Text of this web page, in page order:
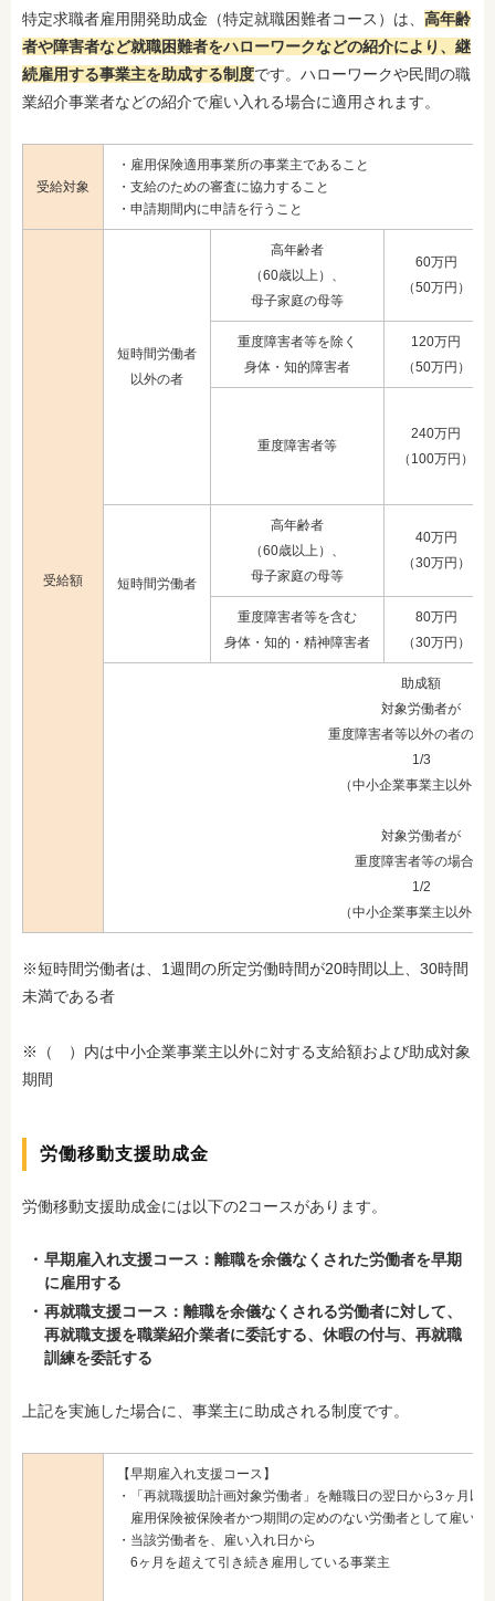
特定求職者雇用開発助成金（特定就職困難者コース）は、 高年齢
者や障害者など就職困難者をハローワークなどの紹介により、継
続雇用する事業主を助成する制度です。ハローワークや民間の職
業紹介事業者などの紹介で雇い入れる場合に適用されます。
受給対象
・雇用保険適用事業所の事業主であること
・支給のための審査に協力すること
・申請期間内に申請を行うこと
受給額
短時間労働者
以外の者
高年齢者
（60歳以上）、
母子家庭の母等
60万円
（50万円）
重度障害者等を除く
身体・知的障害者
120万円
（50万円）
重度障害者等
240万円
（100万円）
短時間労働者
高年齢者
（60歳以上）、
母子家庭の母等
40万円
（30万円）
重度障害者等を含む
身体・知的・精神障害者
80万円
（30万円）
助成額
対象労働者が
重度障害者等以外の者の場
1/3
（中小企業事業主以外1/4
対象労働者が
重度障害者等の場合：
1/2
（中小企業事業主以外1/3
※短時間労働者は、1週間の所定労働時間が20時間以上、30時間
未満である者
※（ ）内は中小企業事業主以外に対する支給額および助成対象
期間
労働移動支援助成金
労働移動支援助成金には以下の2コースがあります。
早期雇入れ支援コース：離職を余儀なくされた労働者を早期
に雇用する
再就職支援コース：離職を余儀なくされる労働者に対して、
再就職支援を職業紹介業者に委託する、休暇の付与、再就職
訓練を委託する
上記を実施した場合に、事業主に助成される制度です。
【早期雇入れ支援コース】
・「再就職援助計画対象労働者」を離職日の翌日から3ヶ月以
雇用保険被保険者かつ期間の定めのない労働者として雇い入
・当該労働者を、雇い入れ日から
6ヶ月を超えて引き続き雇用している事業主